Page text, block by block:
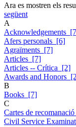
Ara es mostren els
següent
A
Acknowledgements
Afers personals [6]
Agraïments [7]
Articles [7]
Articles -- Crítica [2]
Awards and Honors
B
Books [7]
C
Cartes de
Civil Service